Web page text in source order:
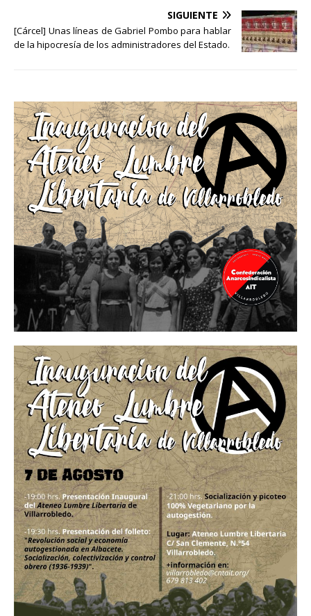
SIGUIENTE
[Cárcel] Unas líneas de Gabriel Pombo para hablar
de la hipocresía de los administradores del Estado.